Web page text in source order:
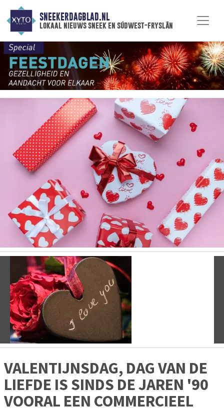
SNEEKERDAGBLAD.NL
lokaal nieuws sneek en súdwest-fryslân
Vorige
VALENTIJNSDAG, DAG VAN DE
LIEFDE IS SINDS DE JAREN '90
VOORAL EEN COMMERCIEEL